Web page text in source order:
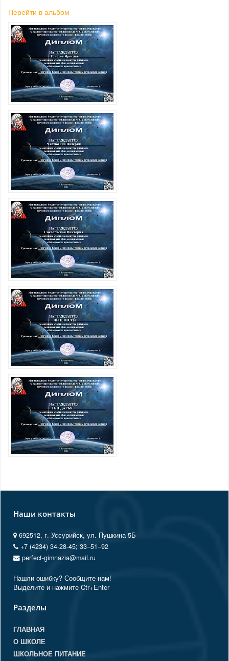
Перейти в альбом
Наши контакты
692512, г. Уссурийск, ул. Пушкина 5Б
+7 (4234) 34-28-45; 33‒51‒92
perfect-gimnazia@mail.ru
Нашли ошибку? Сообщите нам!
Выделите и нажмите Ctr+Enter
Разделы
ГЛАВНАЯ
О ШКОЛЕ
ШКОЛЬНОЕ ПИТАНИЕ